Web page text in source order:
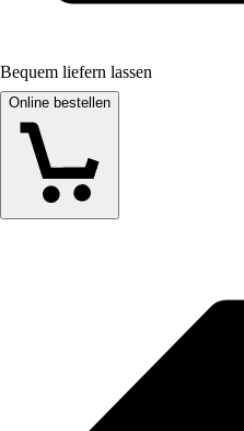
Bequem liefern lassen
Online bestellen